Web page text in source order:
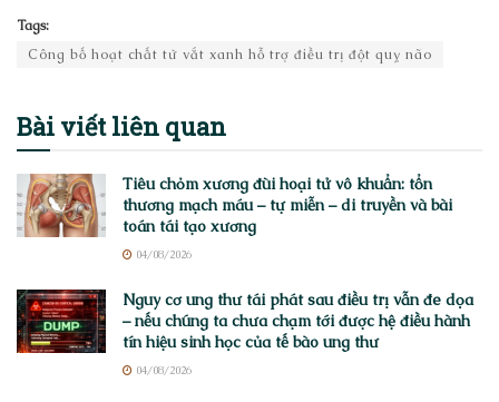
Tags:
Công bố hoạt chất từ vắt xanh hỗ trợ điều trị đột quỵ não
Bài viếtliên quan
Tiêu chỏm xương đùi hoại tử vô khuẩn: tổn
thương mạch máu – tự miễn – di truyền và bài
toán tái tạo xương
04/08/2026
Nguy cơ ung thư tái phát sau điều trị vẫn đe dọa
– nếu chúng ta chưa chạm tới được hệ điều hành
tín hiệu sinh học của tế bào ung thư
04/08/2026